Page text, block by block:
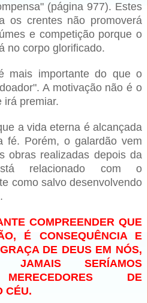
(página 977). Estes
os crentes não promoverá
e competição porque o
no corpo glorificado.
mais importante do que o
A motivação não é o
irá premiar.
a vida eterna é alcançada
fé. Porém, o galardão vem
obras realizadas depois da
relacionado com o
como salvo desenvolvendo
COMPREENDER QUE
É CONSEQUÊNCIA E
DE DEUS EM NÓS,
SERÍAMOS
MERECEDORES DE
CÉU.